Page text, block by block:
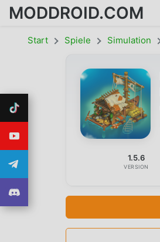
MODDROID.COM
Start Spiele Simulation
1.5.6
VERSION